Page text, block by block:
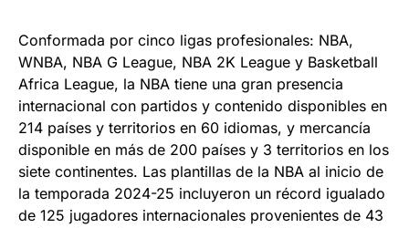
Conformada por cinco ligas profesionales: NBA,
WNBA, NBA G League, NBA 2K League y Basketball
Africa League, la NBA tiene una gran presencia
internacional con partidos y contenido disponibles en
214 países y territorios en 60 idiomas, y mercancía
disponible en más de 200 países y 3 territorios en los
siete continentes. Las plantillas de la NBA al inicio de
la temporada 2024-25 incluyeron un récord igualado
de 125 jugadores internacionales provenientes de 43